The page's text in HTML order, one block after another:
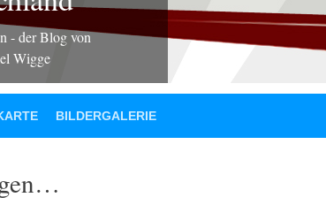
- der Blog von
Wigge
BILDERGALERIE